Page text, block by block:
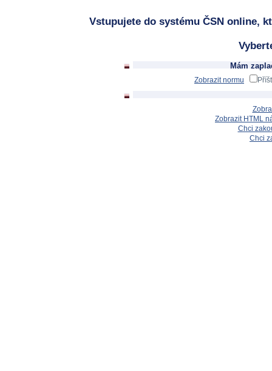
Vstupujete do systému ČSN online,
Mám
Zobrazit normu
Zobrazit HTML
Chci
Chci